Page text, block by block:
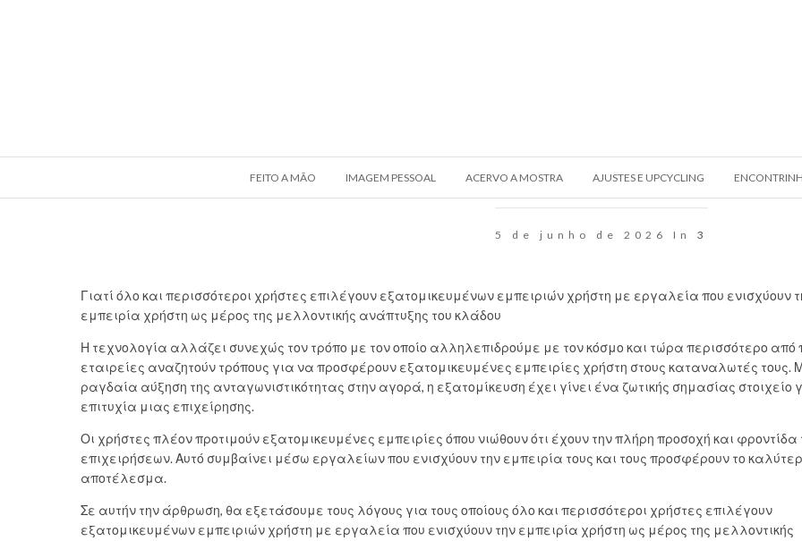
FEITO A MÃO IMAGEM PESSOAL ACERVO A MOSTRA AJUSTES E UPCYCLING
5 de junho de 2026 In 3
Γιατί όλο και περισσότεροι χρήστες επιλέγουν εξατομικευμένων εμπειριών χρήστη με εργαλεία που ενισχύουν
εμπειρία χρήστη ως μέρος της μελλοντικής ανάπτυξης του κλάδου
Η τεχνολογία αλλάζει συνεχώς τον τρόπο με τον οποίο αλληλεπιδρούμε με τον κόσμο και τώρα περισσότερο από
εταιρείες αναζητούν τρόπους για να προσφέρουν εξατομικευμένες εμπειρίες χρήστη στους καταναλωτές τους.
ραγδαία αύξηση της ανταγωνιστικότητας στην αγορά, η εξατομίκευση έχει γίνει ένα ζωτικής σημασίας στοιχείο
επιτυχία μιας επιχείρησης.
Οι χρήστες πλέον προτιμούν εξατομικευμένες εμπειρίες όπου νιώθουν ότι έχουν την πλήρη προσοχή και φροντίδα
επιχειρήσεων. Αυτό συμβαίνει μέσω εργαλείων που ενισχύουν την εμπειρία τους και τους προσφέρουν το
αποτέλεσμα.
Σε αυτήν την άρθρωση, θα εξετάσουμε τους λόγους για τους οποίους όλο και περισσότεροι χρήστες επιλέγουν
εξατομικευμένων εμπειριών χρήστη με εργαλεία που ενισχύουν την εμπειρία χρήστη ως μέρος της μελλοντικής